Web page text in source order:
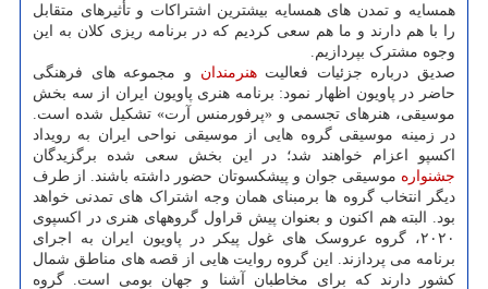
همسایه و تمدن های همسایه بیشترین اشتراکات و تأثیرهای متقابل
را با هم دارند و ما هم سعی کردیم که در برنامه ریزی کلان به این
وجوه مشترک بپردازیم.
صدیق درباره جزئیات فعالیتهنرمندان و مجموعه های فرهنگی
حاضر در پاویون اظهار نمود: برنامه هنری پاویون ایران از سه بخش
موسیقی، هنرهای تجسمی و «پرفورمنس آرت» تشکیل شده است.
در زمینه موسیقی گروه هایی از موسیقی نواحی ایران به رویداد
اکسپو اعزام خواهند شد؛ در این بخش سعی شده برگزیدگان
جشنواره موسیقی جوان و پیشکسوتان حضور داشته باشند. از طرف
دیگر انتخاب گروه ها برمبنای همان وجه اشتراک های تمدنی خواهد
بود. البته هم اکنون و بعنوان پیش قراول گروههای هنری در اکسپوی
۲۰۲۰، گروه عروسک های غول پیکر در پاویون ایران به اجرای
برنامه می پردازند. این گروه روایت هایی از قصه های مناطق شمال
کشور دارند که برای مخاطبان آشنا و جهان بومی است. گروه